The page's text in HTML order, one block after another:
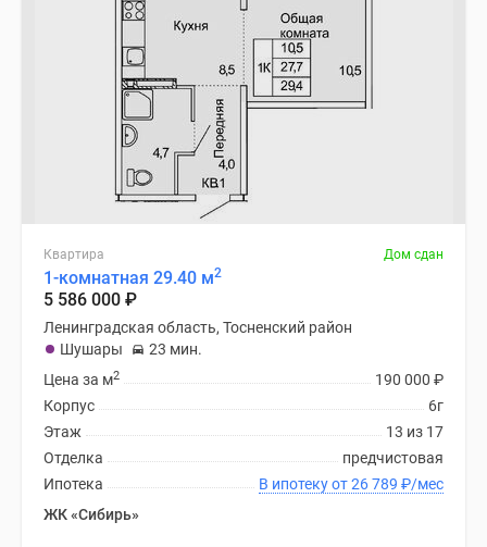
Квартира Дом сдан
1-комнатная 29.40 м2
5 586 000 ₽
Ленинградская область, Тосненский район
Шушары
23 мин.
190 000 ₽
Цена за м2
6г
Корпус
13 из 17
Этаж
предчистовая
Отделка
В ипотеку от 26 789 ₽/мес
Ипотека
ЖК «Сибирь»